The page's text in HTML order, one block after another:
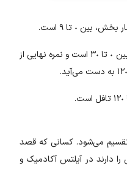
٠ تا ٩ است.
نمره تافل برای هر یک از چهار بخش بین ٠ تا ٣٠ است و نمره نهایی از
می‌شود. کسانی که قصد
دارند در آیلتس آکادمیک و